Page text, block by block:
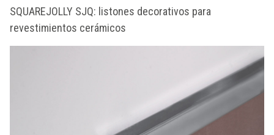
SQUAREJOLLY SJQ: listones decorativos para
revestimientos cerámicos